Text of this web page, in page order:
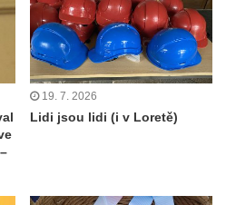
19. 7. 2026
Lidi jsou lidi (i v Loretě)